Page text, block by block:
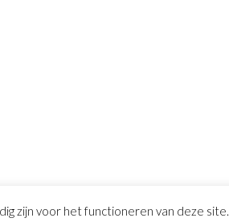
zijn voor het functioneren van deze site.